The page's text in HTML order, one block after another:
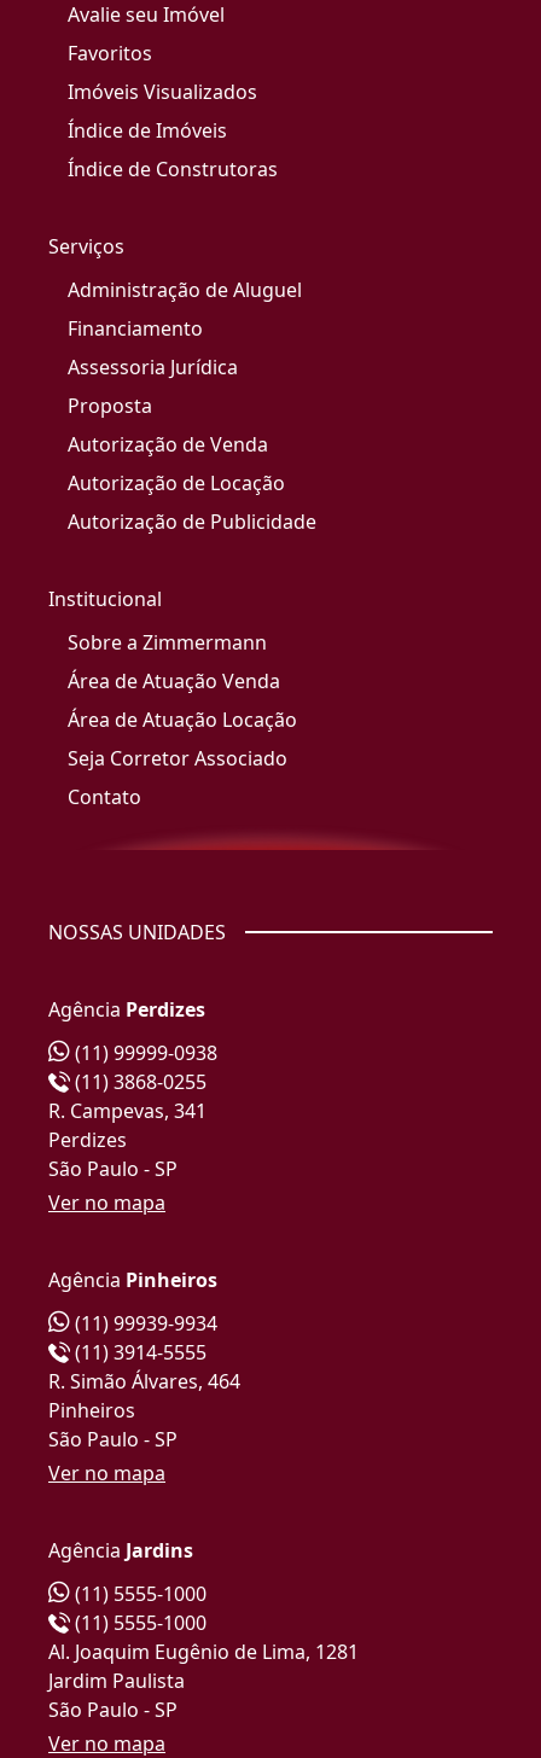
Avalie seu Imóvel
Favoritos
Imóveis Visualizados
Índice de Imóveis
Índice de Construtoras
Serviços
Administração de Aluguel
Financiamento
Assessoria Jurídica
Proposta
Autorização de Venda
Autorização de Locação
Autorização de Publicidade
Institucional
Sobre a Zimmermann
Área de Atuação Venda
Área de Atuação Locação
Seja Corretor Associado
Contato
NOSSAS UNIDADES
Agência Perdizes
(11) 99999-0938
(11) 3868-0255
R. Campevas, 341
Perdizes
São Paulo - SP
Ver no mapa
Agência Pinheiros
(11) 99939-9934
(11) 3914-5555
R. Simão Álvares, 464
Pinheiros
São Paulo - SP
Ver no mapa
Agência Jardins
(11) 5555-1000
(11) 5555-1000
Al. Joaquim Eugênio de Lima, 1281
Jardim Paulista
São Paulo - SP
Ver no mapa